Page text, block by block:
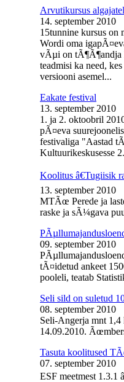
Arvutikursus
14. september 2010
15tunnine kursus on
Wordi oma
vÃµi on tÃ¶Ã¶andja
teadmisi ka need,
versiooni asemel...
Eakate festival
13. september 2010
1. ja 2. oktoobril
pÃ¤eva
festivaliga "Aastad
Kultuurikeskusesse
Koolitus â€Tugiisik
13. september 2010
MTÃœ Perede ja
raske ja sÃ¼gava
09. september 2010
tÃ¤idetud ankeet
pooleli, teatab
Seli sild on suletud
08. september 2010
Seli-Angerja mnt
14.09.2010.
Tasuta koolitused
07. september 2010
ESF meetmest 1.3.1